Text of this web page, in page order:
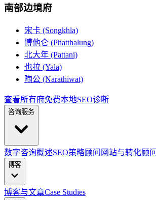
南部边境府
宋卡 (Songkhla)
博他仑 (Phatthalung)
北大年 (Pattani)
也拉 (Yala)
陶公 (Narathiwat)
查看所有府免费本地SEO诊断
咨询服务
数字咨询概述SEO策略顾问 网站与转化顾问
博客
博客与文章Case Studies